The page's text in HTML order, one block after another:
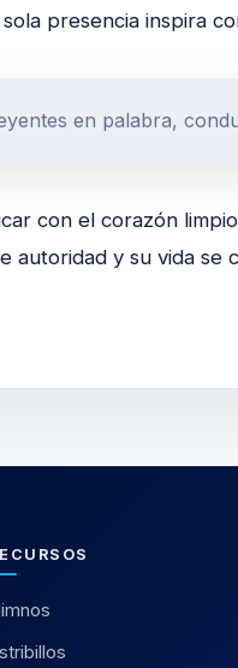
presencia inspira
en palabra,
con el corazón
autoridad y su vida